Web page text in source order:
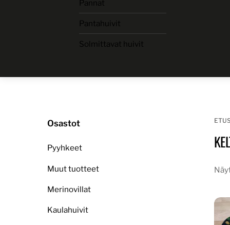
Pannat
Pantahuivit
Solmittavat huivit
Osastot
Pyyhkeet
Muut tuotteet
Merinovillat
Kaulahuivit